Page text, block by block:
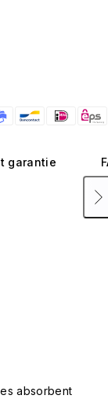
garantie
absorbent